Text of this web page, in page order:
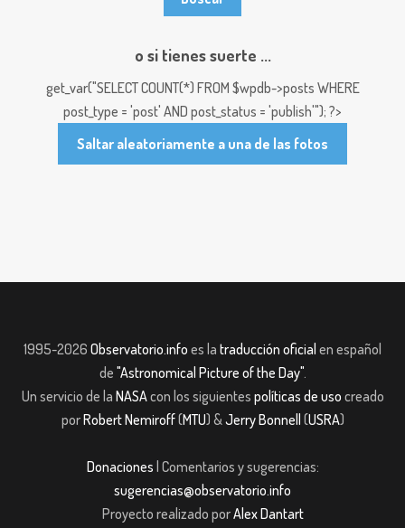
o si tienes suerte ...
get_var("SELECT COUNT(*) FROM $wpdb->posts WHERE
post_type = 'post' AND post_status = 'publish'"); ?>
Saltar aleatoriamente a una de las fotos
1995-2026 Observatorio.info es la traducción oficial en español
de "Astronomical Picture of the Day".
Un servicio de la NASAcon los siguientes políticas de uso creado
porRobert Nemiroff(MTU) &Jerry Bonnell (USRA)
Donaciones | Comentarios y sugerencias:
sugerencias@observatorio.info
Proyecto realizado porAlex Dantart